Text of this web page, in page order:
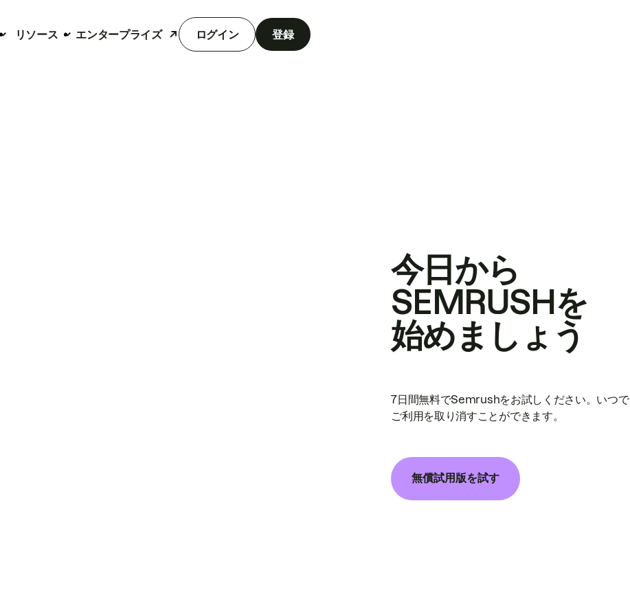
リソース エンタープライズ ログイン 登録
今日から
SEMRUSHを
始めましょう
7日間無料でSemrushをお試しください。いつ
ご利用を取り消すことができます。
無償試用版を試す